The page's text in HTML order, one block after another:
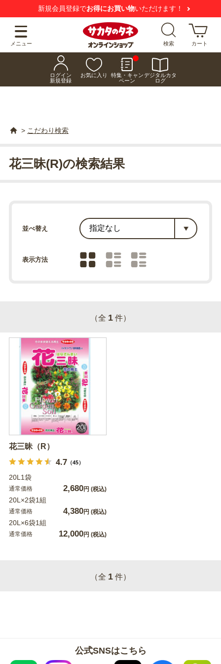
新規会員登録でお得にお買い物いただけます！
メニュー 検索 カート
ログイン
新規登録
お気に入り
特集・キャン
ペーン
デジタルカタ
ログ
> こだわり検索
花三昧(R)の検索結果
並べ替え
表示方法
（全 1 件）
花三昧（R）
4.7（45）
20L1袋
通常価格 2,680円 (税込)
20L×2袋1組
通常価格 4,380円 (税込)
20L×6袋1組
通常価格 12,000円 (税込)
（全 1 件）
公式SNSはこちら